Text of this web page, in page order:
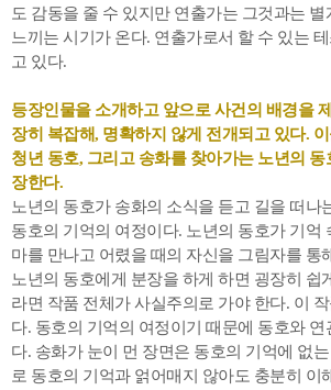
도 감동을 줄 수 있지만 연출가는 그것과는
느끼는 시기가 온다. 연출가로서 할 수 있는
고 있다.
등장인물을 소개하고 앞으로 사건의 배경을
장히 복잡해, 명확하지 않게 전개되고 있다.
청년 동호, 그리고 송화를 찾아가는 노년의
장한다.
노년의 동호가 송화의 소식을 듣고 길을 떠나
동호의 기억의 여정이다. 노년의 동호가 기억
마를 만나고 어렸을 때의 자신을 그림자를 통
노년의 동호에게 분장을 하게 하면 굉장히 쉽
라면 작품 전체가 사실주의로 가야 한다. 이
다. 동호의 기억의 여정이기 때문에 동호와 연
다. 송화가 눈이 먼 장면은 동호의 기억에 없
로 동호의 기억과 얽어매지 않아도 충분히 이